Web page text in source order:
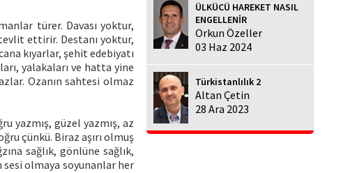
türer. Davası yoktur,
ettirir. Destanı yoktur,
kıyarlar, şehit edebiyatı
yalakaları ve hatta yine
Ozanın sahtesi olmaz
yazmış, güzel yazmış, az
çünkü. Biraz aşırı olmuş
sağlık, gönlüne sağlık,
sesi olmaya soyunanlar her
ÜLKÜCÜ HAREKET NASIL
ENGELLENİR
Orkun Özeller
03 Haz 2024
Türkistanlılık 2
Altan Çetin
28 Ara 2023